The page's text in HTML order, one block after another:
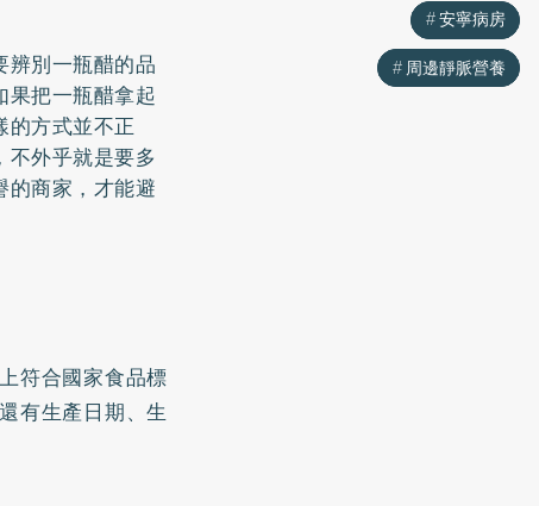
辨別一瓶醋的品
果把一瓶醋拿起
的方式並不正
外乎就是要多
的商家，才能避
符合國家食品標
有生產日期、生
安寧病房
周邊靜脈營養
安寧病房
周邊靜脈營養